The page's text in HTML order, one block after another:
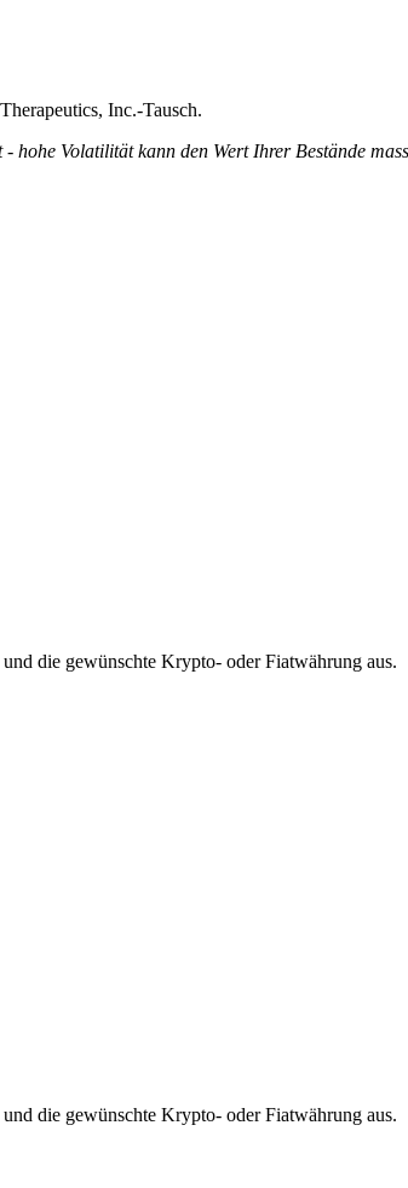
Inc.-Tausch.
hohe Volatilität kann den Wert Ihrer Bestände
die gewünschte Krypto- oder Fiatwährung aus.
die gewünschte Krypto- oder Fiatwährung aus.